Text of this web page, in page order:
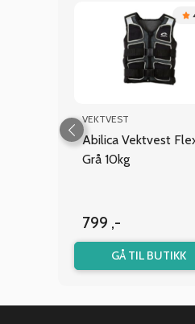
VEKTVEST
Abilica Vektvest
Grå 10kg
799 ,-
GÅ TIL BUTIKK